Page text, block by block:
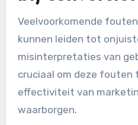
relevante gegevens
gesynchroniseerd. Dit
instellen van API-
integratietools. Let op
naleeft bij het verwerken